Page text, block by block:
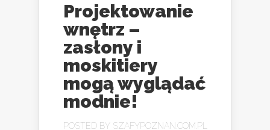
Projektowanie
wnętrz –
zasłony i
moskitiery
mogą wyglądać
modnie!
POSTED BY SZAFYPOZNAN.COM.PL